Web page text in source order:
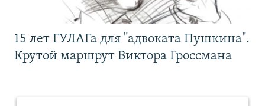
15 лет ГУЛАГа для "адвоката Пушкина".
Крутой маршрут Виктора Гроссмана